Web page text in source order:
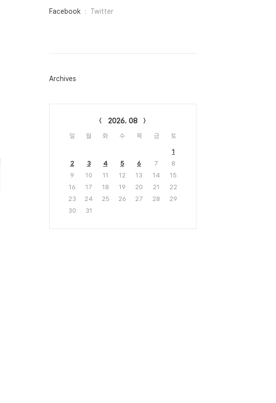
페
그
Facebook Twitter
Archives
2026. 08
일 월 화 수 목 금 토
1
2
3 4 5 6 7
8
9
10 11 12 13 14
15
16
17 18 19 20 21
22
23
24 25 26 27 28
29
30
31